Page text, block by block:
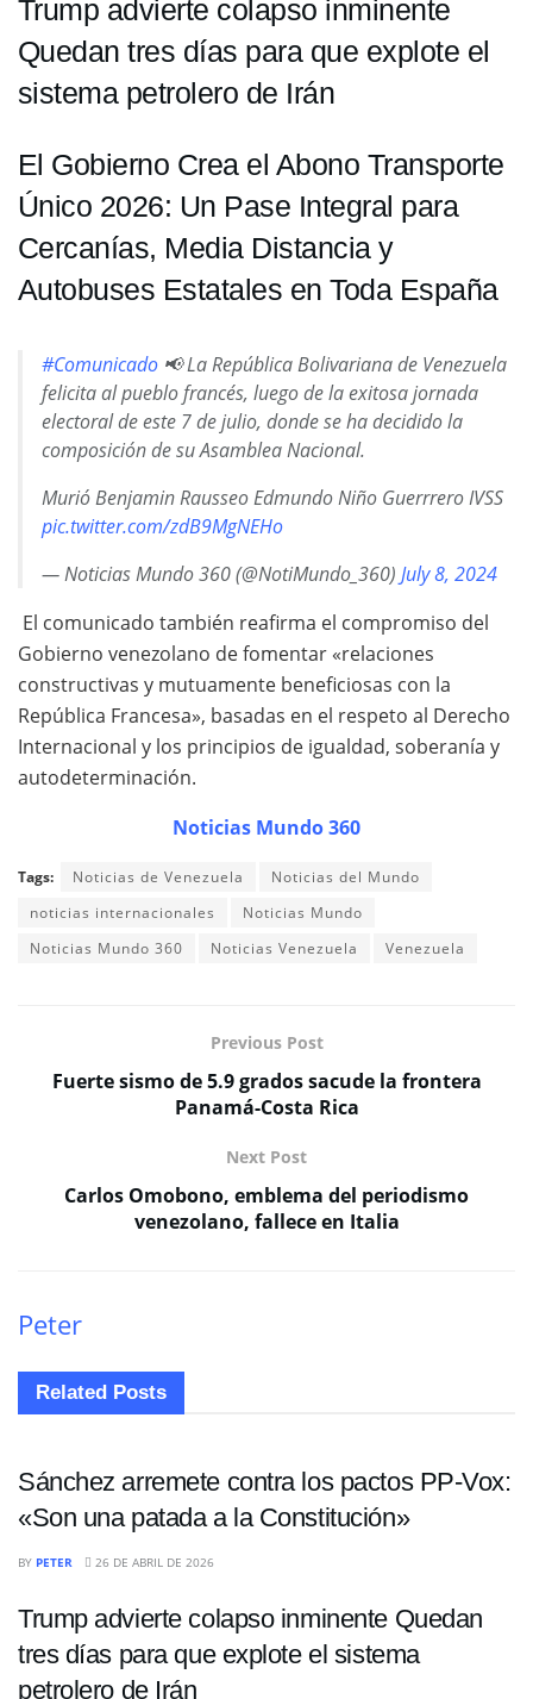
Trump advierte colapso inminente
Quedan tres días para que explote el
sistema petrolero de Irán
El Gobierno Crea el Abono Transporte
Único 2026: Un Pase Integral para
Cercanías, Media Distancia y
Autobuses Estatales en Toda España
#Comunicado 📢 La República Bolivariana de Venezuela
felicita al pueblo francés, luego de la exitosa jornada
electoral de este 7 de julio, donde se ha decidido la
composición de su Asamblea Nacional.
Murió Benjamin Rausseo Edmundo Niño Guerrrero IVSS
pic.twitter.com/zdB9MgNEHo
— Noticias Mundo 360 (@NotiMundo_360) July 8, 2024
El comunicado también reafirma el compromiso del
Gobierno venezolano de fomentar «relaciones
constructivas y mutuamente beneficiosas con la
República Francesa», basadas en el respeto al Derecho
Internacional y los principios de igualdad, soberanía y
autodeterminación.
Noticias Mundo 360
Tags: Noticias de Venezuela
Noticias del Mundo
noticias internacionales
Noticias Mundo
Noticias Mundo 360
Noticias Venezuela Venezuela
Previous Post
Fuerte sismo de 5.9 grados sacude la frontera
Panamá-Costa Rica
Next Post
Carlos Omobono, emblema del periodismo
venezolano, fallece en Italia
Peter
Related Posts
INTERNACIONALES
Sánchez arremete contra los pactos PP-Vox:
«Son una patada a la Constitución»
BY PETER 26 DE ABRIL DE 2026
Trump advierte colapso inminente Quedan
tres días para que explote el sistema
petrolero de Irán